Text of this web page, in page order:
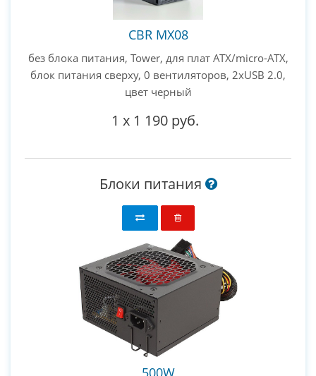
CBR MX08
без блока питания, Tower, для плат ATX/micro-ATX,
блок питания сверху, 0 вентиляторов, 2xUSB 2.0,
цвет черный
1 x 1 190 руб.
Блоки питания